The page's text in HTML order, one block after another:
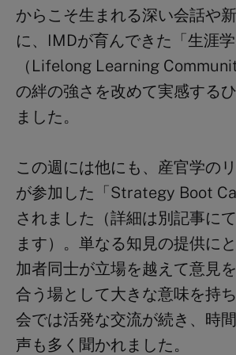
からこそ生まれる深い会話や
に、IMDが育んできた「生涯
（Lifelong Learning
の絆の強さを改めて実感する
ました。
この週には他にも、産官学の
が参加した「Strategy Boot
されました（詳細は別記事に
ます）。単なる知見の提供に
加者同士が立場を越えて意見
合う場として大きな意味を持
会では活発な交流が続き、時
声も多く聞かれました。